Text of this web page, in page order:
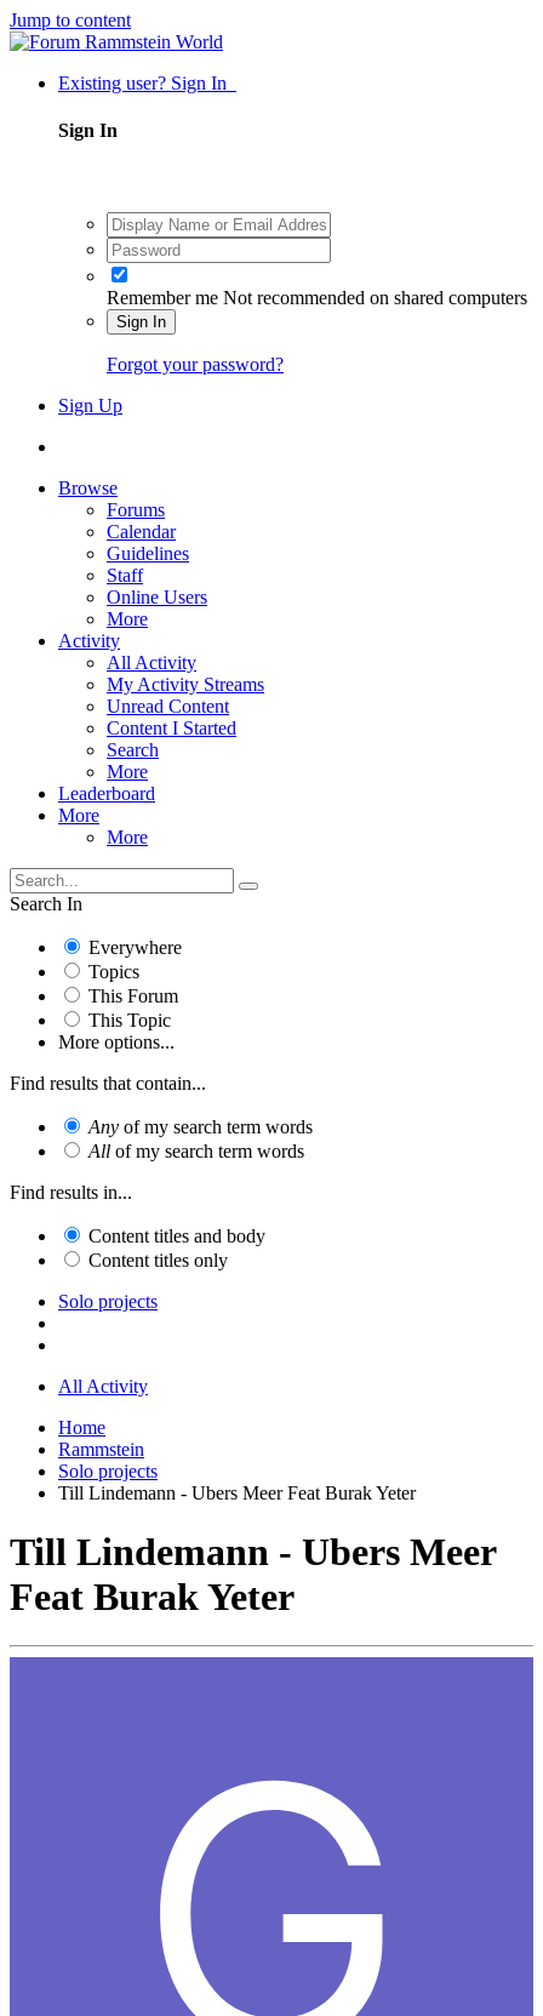
Jump to content
Existing user? Sign In
Sign In
Remember me Not recommended on shared computers
Sign In
Forgot your password?
Sign Up
Browse
Forums
Calendar
Guidelines
Staff
Online Users
More
Activity
All Activity
My Activity Streams
Unread Content
Content I Started
Search
More
Leaderboard
More
More
Search In
Everywhere
Topics
This Forum
This Topic
More options...
Find results that contain...
Any of my search term words
All of my search term words
Find results in...
Content titles and body
Content titles only
Solo projects
All Activity
Home
Rammstein
Solo projects
Till Lindemann - Ubers Meer Feat Burak Yeter
Till Lindemann - Ubers Meer
Feat Burak Yeter